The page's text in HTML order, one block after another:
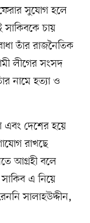
সুযোগ হলে
সাকিবকে চায়
তাঁর রাজনৈতিক
লীগের সংসদ
নামে হত্যা ও
এবং দেশের হয়ে
রাখছে
আগ্রহী বলে
এ নিয়ে
সালাহউদ্দীন,